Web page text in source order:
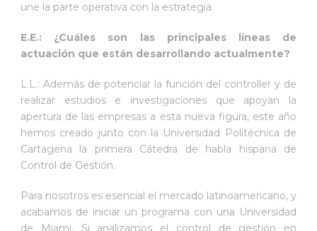
une la parte operativa con la estrategia.
E.E.: ¿Cuáles son las principales líneas de
actuación que están desarrollando actualmente?
L.L.: Además de potenciar la función del controller y de
realizar estudios e investigaciones que apoyan la
apertura de las empresas a esta nueva figura, este año
hemos creado junto con la Universidad Politécnica de
Cartagena la primera Cátedra de habla hispana de
Control de Gestión.
Para nosotros es esencial el mercado latinoamericano, y
acabamos de iniciar un programa con una Universidad